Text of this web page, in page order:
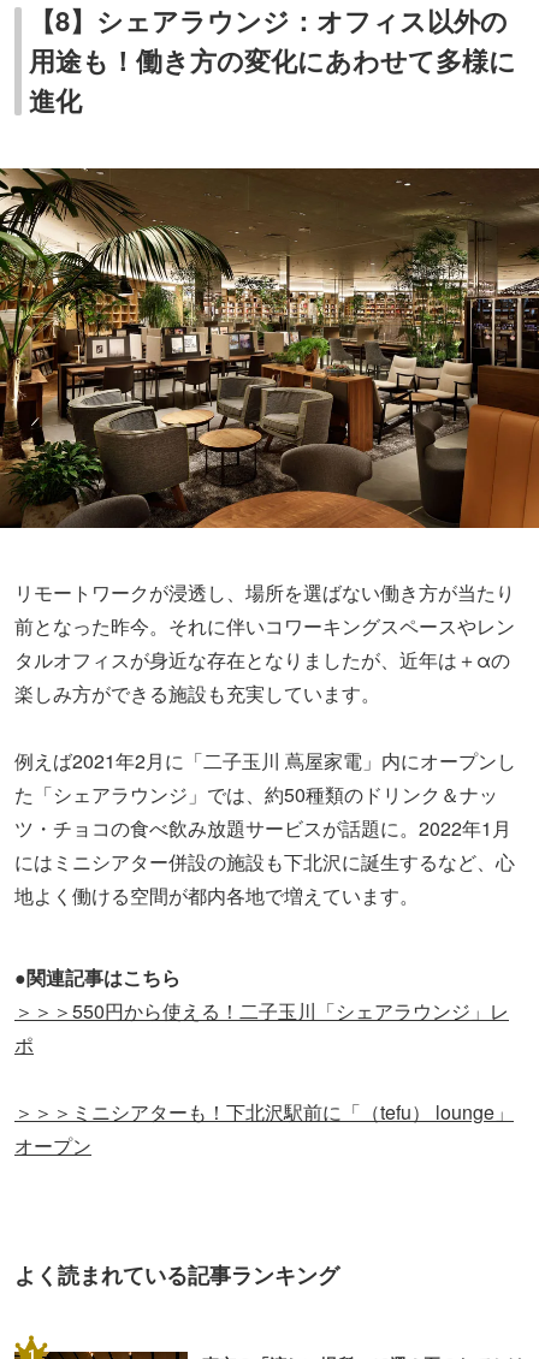
【8】シェアラウンジ：オフィス以外の
用途も！働き方の変化にあわせて多様に
進化
リモートワークが浸透し、場所を選ばない働き方が当たり
前となった昨今。それに伴いコワーキングスペースやレン
タルオフィスが身近な存在となりましたが、近年は＋αの
楽しみ方ができる施設も充実しています。
例えば2021年2月に「二子玉川 蔦屋家電」内にオープンし
た「シェアラウンジ」では、約50種類のドリンク＆ナッ
ツ・チョコの食べ飲み放題サービスが話題に。2022年1月
にはミニシアター併設の施設も下北沢に誕生するなど、心
地よく働ける空間が都内各地で増えています。
●関連記事はこちら
＞＞＞550円から使える！二子玉川「シェアラウンジ」レ
ポ
＞＞＞ミニシアターも！下北沢駅前に「（tefu） lounge」
オープン
よく読まれている記事ランキング
1